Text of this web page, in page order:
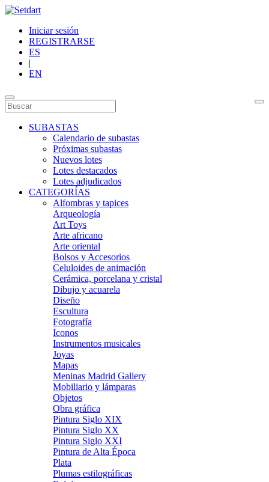
Iniciar sesión
REGISTRARSE
ES
|
EN
SUBASTAS
Calendario de subastas
Próximas subastas
Nuevos lotes
Lotes destacados
Lotes adjudicados
CATEGORÍAS
Alfombras y tapices
Arqueología
Art Toys
Arte africano
Arte oriental
Bolsos y Accesorios
Celuloides de animación
Cerámica, porcelana y cristal
Dibujo y acuarela
Diseño
Escultura
Fotografía
Iconos
Instrumentos musicales
Joyas
Mapas
Meninas Madrid Gallery
Mobiliario y lámparas
Objetos
Obra gráfica
Pintura Siglo XIX
Pintura Siglo XX
Pintura Siglo XXI
Pintura de Alta Época
Plata
Plumas estilográficas